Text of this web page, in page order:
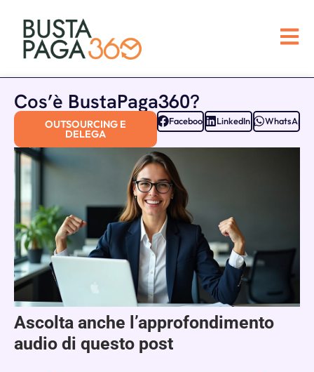
Cos’è BustaPaga360?
OUTSOURCING E
DELEGA
Facebook LinkedIn WhatsApp
Ascolta anche l’approfondimento
audio di questo post